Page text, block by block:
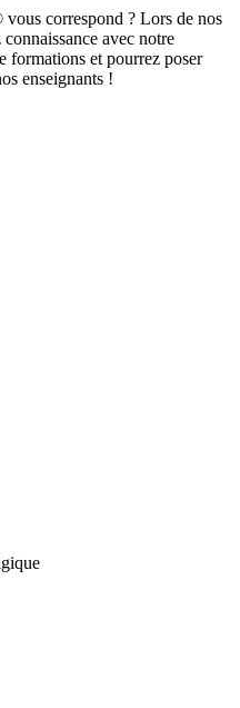
correspond ? Lors de nos
avec notre
formations et pourrez poser
enseignants !